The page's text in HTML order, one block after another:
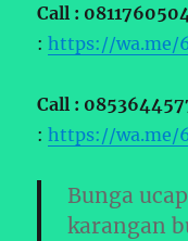
Call :
:https://wa.me/
Call :
:https://wa.me/
Bunga
karangan